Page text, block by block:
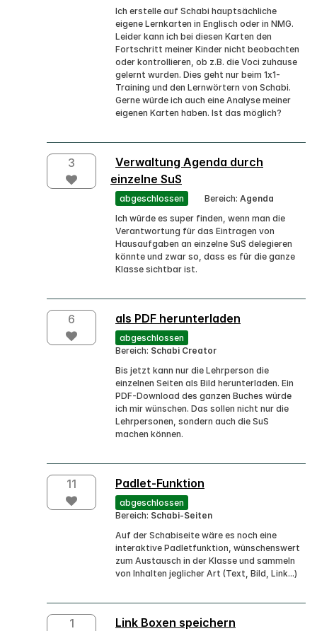
Ich erstelle auf Schabi hauptsächliche
eigene Lernkarten in Englisch oder in NMG.
Leider kann ich bei diesen Karten den
Fortschritt meiner Kinder nicht beobachten
oder kontrollieren, ob z.B. die Voci zuhause
gelernt wurden. Dies geht nur beim 1x1-
Training und den Lernwörtern von Schabi.
Gerne würde ich auch eine Analyse meiner
eigenen Karten haben. Ist das möglich?
3
Verwaltung Agenda durch
einzelne SuS
abgeschlossen Bereich: Agenda
Ich würde es super finden, wenn man die
Verantwortung für das Eintragen von
Hausaufgaben an einzelne SuS delegieren
könnte und zwar so, dass es für die ganze
Klasse sichtbar ist.
6 als PDF herunterladen
abgeschlossen
Bereich: Schabi Creator
Bis jetzt kann nur die Lehrperson die
einzelnen Seiten als Bild herunterladen. Ein
PDF-Download des ganzen Buches würde
ich mir wünschen. Das sollen nicht nur die
Lehrpersonen, sondern auch die SuS
machen können.
11 Padlet-Funktion
abgeschlossen
Bereich: Schabi-Seiten
Auf der Schabiseite wäre es noch eine
interaktive Padletfunktion, wünschenswert
zum Austausch in der Klasse und sammeln
von Inhalten jeglicher Art (Text, Bild, Link...)
1 Link Boxen speichern